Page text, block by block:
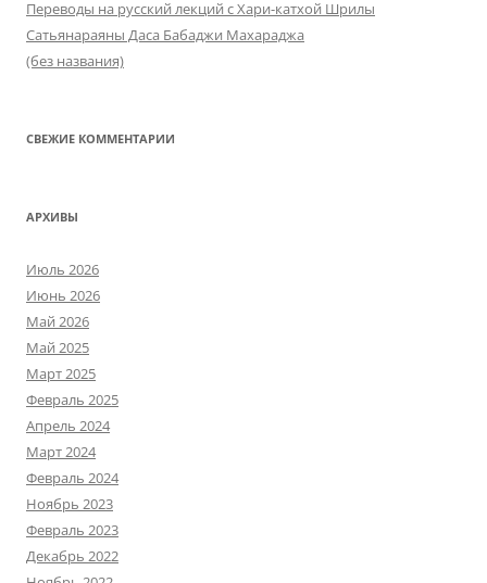
Переводы на русский лекций с Хари-катхой Шрилы
Сатьянараяны Даса Бабаджи Махараджа
(без названия)
СВЕЖИЕ КОММЕНТАРИИ
АРХИВЫ
Июль 2026
Июнь 2026
Май 2026
Май 2025
Март 2025
Февраль 2025
Апрель 2024
Март 2024
Февраль 2024
Ноябрь 2023
Февраль 2023
Декабрь 2022